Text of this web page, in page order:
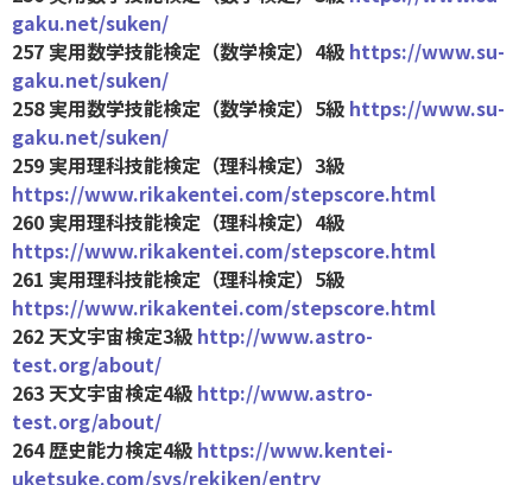
gaku.net/suken/
257 実用数学技能検定（数学検定）4級 https://www.su-
gaku.net/suken/
258 実用数学技能検定（数学検定）5級 https://www.su-
gaku.net/suken/
259 実用理科技能検定（理科検定）3級
https://www.rikakentei.com/stepscore.html
260 実用理科技能検定（理科検定）4級
https://www.rikakentei.com/stepscore.html
261 実用理科技能検定（理科検定）5級
https://www.rikakentei.com/stepscore.html
262 天文宇宙検定3級 http://www.astro-
test.org/about/
263 天文宇宙検定4級 http://www.astro-
test.org/about/
264 歴史能力検定4級 https://www.kentei-
uketsuke.com/sys/rekiken/entry